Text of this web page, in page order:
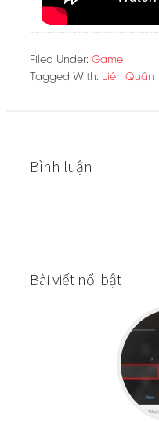
Filed Under: Game
Tagged With: Liên Quân
Bình luận
Bài viết nổi bật